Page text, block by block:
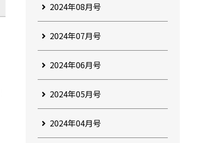
2024年08月号
2024年07月号
2024年06月号
2024年05月号
2024年04月号